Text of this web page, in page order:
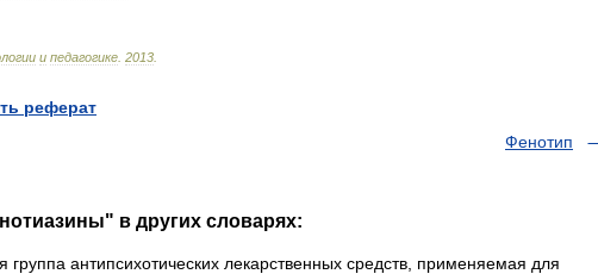
и педагогике 2013
реферат
Фенотип
в других словарях:
антипсихотических лекарственных средств, применяемая для